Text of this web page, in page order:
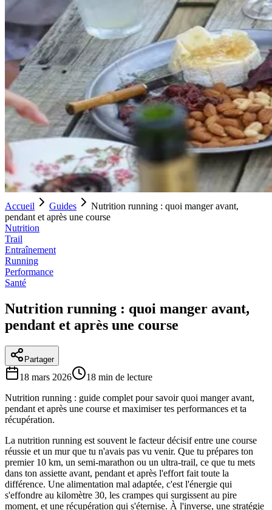
Accueil Guides
Nutrition running : quoi manger avant,
pendant et après une course
Nutrition
Trail
Entraînement
Running
Performance
Santé
Nutrition running : quoi manger avant,
pendant et après une course
Partager
18 mars 2026 18 min de lecture
Nutrition running : guide complet pour savoir quoi manger avant,
pendant et après une course et maximiser tes performances et ta
récupération.
La nutrition running est souvent le facteur décisif entre une course
réussie et un mur que tu n'avais pas vu venir. Que tu prépares ton
premier 10 km, un semi-marathon ou un ultra-trail, ce que tu mets
dans ton assiette avant, pendant et après l'effort fait toute la
différence. Une alimentation mal adaptée, c'est l'énergie qui
s'effondre au kilomètre 30, les crampes qui surgissent au pire
moment, et une récupération qui s'éternise. À l'inverse, une stratégie